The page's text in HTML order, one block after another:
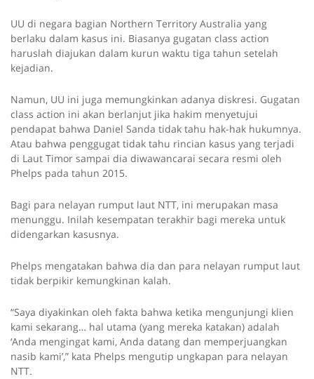
UU di negara bagian Northern Territory Australia yang
berlaku dalam kasus ini. Biasanya gugatan class action
haruslah diajukan dalam kurun waktu tiga tahun setelah
kejadian.
Namun, UU ini juga memungkinkan adanya diskresi. Gugatan
class action ini akan berlanjut jika hakim menyetujui
pendapat bahwa Daniel Sanda tidak tahu hak-hak hukumnya.
Atau bahwa penggugat tidak tahu rincian kasus yang terjadi
di Laut Timor sampai dia diwawancarai secara resmi oleh
Phelps pada tahun 2015.
Bagi para nelayan rumput laut NTT, ini merupakan masa
menunggu. Inilah kesempatan terakhir bagi mereka untuk
didengarkan kasusnya.
Phelps mengatakan bahwa dia dan para nelayan rumput laut
tidak berpikir kemungkinan kalah.
“Saya diyakinkan oleh fakta bahwa ketika mengunjungi klien
kami sekarang… hal utama (yang mereka katakan) adalah
‘Anda mengingat kami, Anda datang dan memperjuangkan
nasib kami’,” kata Phelps mengutip ungkapan para nelayan
NTT.